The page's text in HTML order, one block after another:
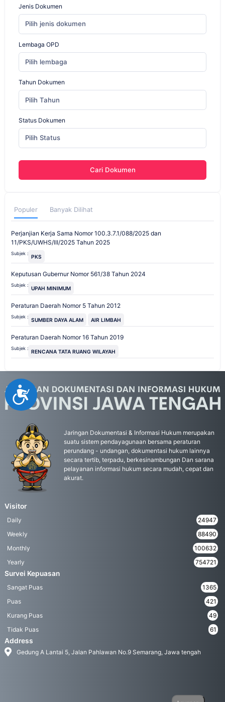
Accessibility
Jenis Dokumen
Pilih jenis dokumen
Lembaga OPD
Pilih lembaga
Tahun Dokumen
Pilih Tahun
Status Dokumen
Pilih Status
Cari Dokumen
Populer Banyak Dilihat
Perjanjian Kerja Sama Nomor 100.3.7.1/088/2025 dan
11/PKS/UWHS/III/2025 Tahun 2025
Subjek : PKS
Keputusan Gubernur Nomor 561/38 Tahun 2024
Subjek : UPAH MINIMUM
Peraturan Daerah Nomor 5 Tahun 2012
Subjek : SUMBER DAYA ALAM AIR LIMBAH
Peraturan Daerah Nomor 16 Tahun 2019
Subjek : RENCANA TATA RUANG WILAYAH
Jaringan Dokumentasi & Informasi Hukum merupakan
suatu sistem pendayagunaan bersama peraturan
perundang - undangan, dokumentasi hukum lainnya
secara tertib, terpadu, berkesinambungan Dan sarana
pelayanan informasi hukum secara mudah, cepat dan
akurat.
Visitor
Daily
24947
Weekly
88490
Monthly
100632
Yearly
754721
Survei Kepuasan
Sangat Puas
1365
Puas
421
Kurang Puas
49
Tidak Puas
61
Address
Gedung A Lantai 5, Jalan Pahlawan No.9 Semarang, Jawa tengah